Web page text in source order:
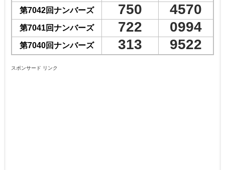
第7042回ナンバーズ 750 4570
第7041回ナンバーズ 722 0994
第7040回ナンバーズ 313 9522
スポンサード リンク